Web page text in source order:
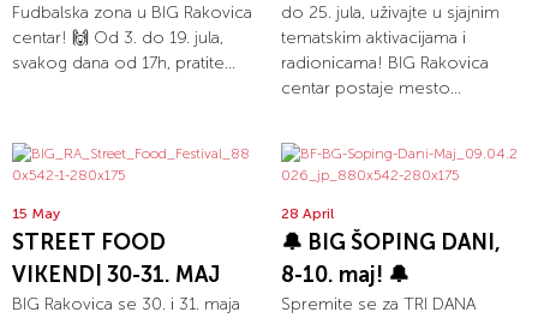
Fudbalska zona u BIG Rakovica
centar! 🙌 Od 3. do 19. jula,
svakog dana od 17h, pratite...
do 25. jula, uživajte u sjajnim
tematskim aktivacijama i
radionicama! BIG Rakovica
centar postaje mesto...
15 May
STREET FOOD
VIKEND| 30-31. MAJ
BIG Rakovica se 30. i 31. maja
28 April
🔔 BIG ŠOPING DANI,
8-10. maj! 🔔
Spremite se za TRI DANA